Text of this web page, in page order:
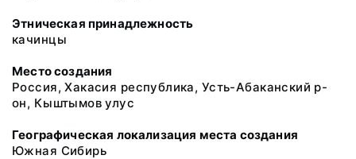
Этническая принадлежность
качинцы
Место создания
Россия, Хакасия республика, Усть-Абаканский р-
он, Кыштымов улус
Географическая локализация места создания
Южная Сибирь